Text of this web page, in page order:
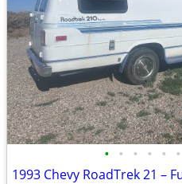
• • • • • •
1993 Chevy RoadTrek 21 –